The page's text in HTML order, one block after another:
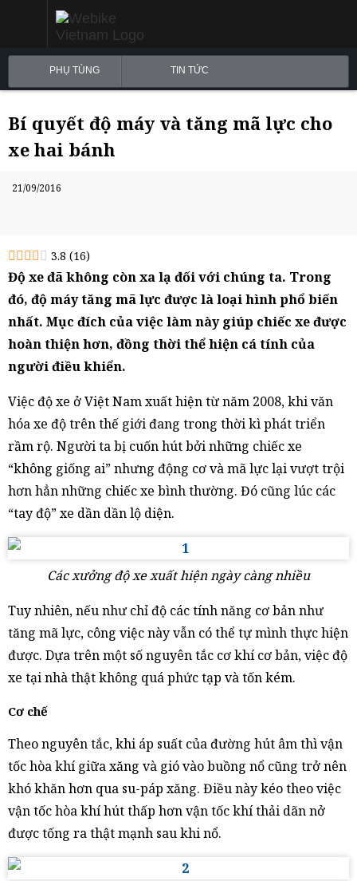
PHỤ TÙNG TIN TỨC
Bí quyết độ máy và tăng mã lực cho
xe hai bánh
21/09/2016
3.8 (16)
Độ xe đã không còn xa lạ đối với chúng ta. Trong
đó, độ máy tăng mã lực được là loại hình phổ biến
nhất. Mục đích của việc làm này giúp chiếc xe được
hoàn thiện hơn, đồng thời thể hiện cá tính của
người điều khiển.
Việc độ xe ở Việt Nam xuất hiện từ năm 2008, khi văn
hóa xe độ trên thế giới đang trong thời kì phát triển
rầm rộ. Người ta bị cuốn hút bởi những chiếc xe
“không giống ai” nhưng động cơ và mã lực lại vượt trội
hơn hẳn những chiếc xe bình thường. Đó cũng lúc các
“tay độ” xe dần dần lộ diện.
Các xưởng độ xe xuất hiện ngày càng nhiều
Tuy nhiên, nếu như chỉ độ các tính năng cơ bản như
tăng mã lực, công việc này vẫn có thể tự mình thực hiện
được. Dựa trên một số nguyên tắc cơ khí cơ bản, việc độ
xe tại nhà thật không quá phức tạp và tốn kém.
Cơ chế
Theo nguyên tắc, khi áp suất của đường hút âm thì vận
tốc hòa khí giữa xăng và gió vào buồng nổ cũng trở nên
khó khăn hơn qua su-páp xăng. Điều này kéo theo việc
vận tốc hòa khí hút thấp hơn vận tốc khí thải dãn nở
được tống ra thật mạnh sau khi nổ.